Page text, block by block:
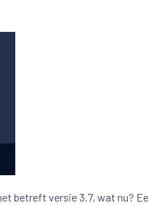
betreft versie 3.7, wat nu?